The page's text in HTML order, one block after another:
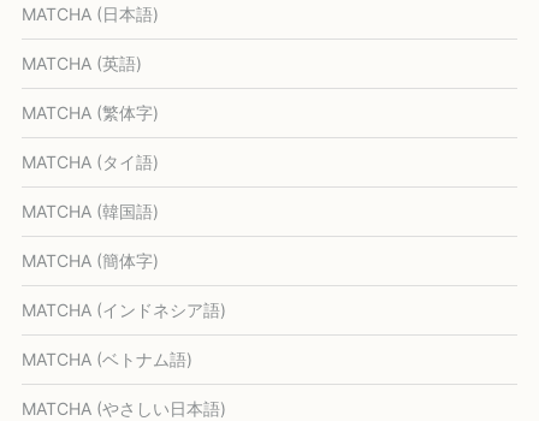
MATCHA (日本語)
MATCHA (英語)
MATCHA (繁体字)
MATCHA (タイ語)
MATCHA (韓国語)
MATCHA (簡体字)
MATCHA (インドネシア語)
MATCHA (ベトナム語)
MATCHA (やさしい日本語)